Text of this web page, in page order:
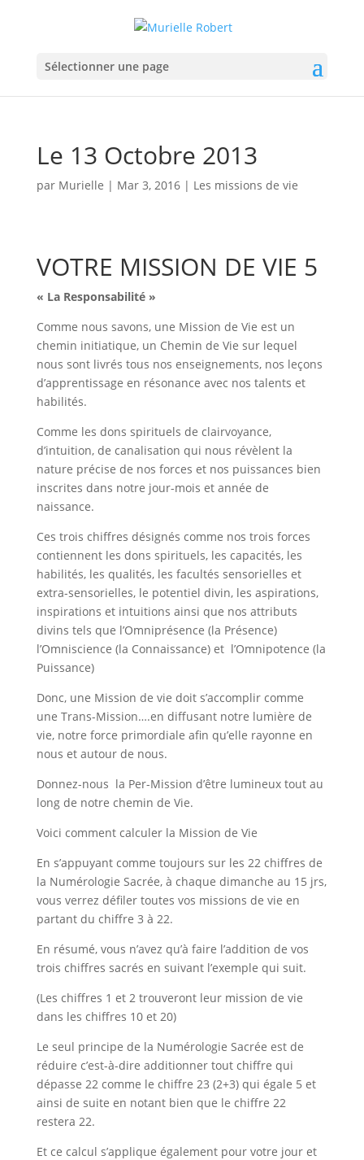
Sélectionner une page
Le 13 Octobre 2013
par Murielle | Mar 3, 2016| Les missions de vie
VOTRE MISSION DE VIE 5
« La Responsabilité »
Comme nous savons, une Mission de Vie est un
chemin initiatique, un Chemin de Vie sur lequel
nous sont livrés tous nos enseignements, nos leçons
d’apprentissage en résonance avec nos talents et
habilités.
Comme les dons spirituels de clairvoyance,
d’intuition, de canalisation qui nous révèlent la
nature précise de nos forces et nos puissances bien
inscrites dans notre jour-mois et année de
naissance.
Ces trois chiffres désignés comme nos trois forces
contiennent les dons spirituels, les capacités, les
habilités, les qualités, les facultés sensorielles et
extra-sensorielles, le potentiel divin, les aspirations,
inspirations et intuitions ainsi que nos attributs
divins tels que l’Omniprésence (la Présence)
l’Omniscience (la Connaissance) et l’Omnipotence (la
Puissance)
Donc, une Mission de vie doit s’accomplir comme
une Trans-Mission….en diffusant notre lumière de
vie, notre force primordiale afin qu’elle rayonne en
nous et autour de nous.
Donnez-nous la Per-Mission d’être lumineux tout au
long de notre chemin de Vie.
Voici comment calculer la Mission de Vie
En s’appuyant comme toujours sur les 22 chiffres de
la Numérologie Sacrée, à chaque dimanche au 15 jrs,
vous verrez défiler toutes vos missions de vie en
partant du chiffre 3 à 22.
En résumé, vous n’avez qu’à faire l’addition de vos
trois chiffres sacrés en suivant l’exemple qui suit.
(Les chiffres 1 et 2 trouveront leur mission de vie
dans les chiffres 10 et 20)
Le seul principe de la Numérologie Sacrée est de
réduire c’est-à-dire additionner tout chiffre qui
dépasse 22 comme le chiffre 23 (2+3) qui égale 5 et
ainsi de suite en notant bien que le chiffre 22
restera 22.
Et ce calcul s’applique également pour votre jour et